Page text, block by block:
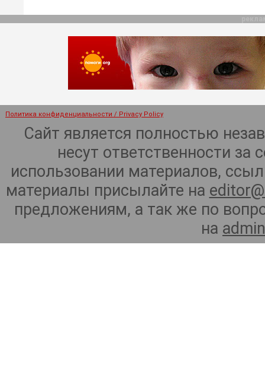
Политика конфиденциальности / Privacy Policy
Сайт является полностью
несут ответственности
использовании материалов,
материалы присылайте на
предложениям, а так же по
на